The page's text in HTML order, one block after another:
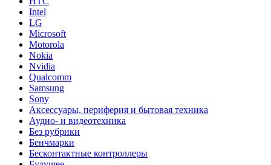
Intel
LG
Microsoft
Motorola
Nokia
Nvidia
Qualcomm
Samsung
Sony
Аксессуары, периферия и бытовая техника
Аудио- и видеотехника
Без рубрики
Бенчмарки
Бесконтактные контроллеры